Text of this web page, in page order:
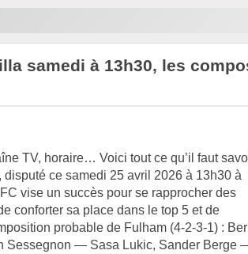
samedi à 13h30, les
TV, horaire… Voici tout ce qu’il faut
ce samedi 25 avril 2026 à 13h30 à
vise un succès pour se rapprocher des
conforter sa place dans le top 5 et de
probable de Fulham (4-2-3-1) :
Sessegnon — Sasa Lukic, Sander Berge